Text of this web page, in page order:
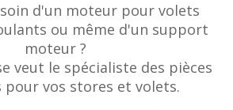
d'un moteur pour volets
ou même d'un support
moteur ?
veut le spécialiste des pièces
pour vos stores et volets.